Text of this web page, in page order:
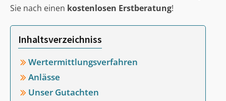
Sie nach einen kostenlosen Erstberatung!
Inhaltsverzeichniss
Wertermittlungsverfahren
Anlässe
Unser Gutachten